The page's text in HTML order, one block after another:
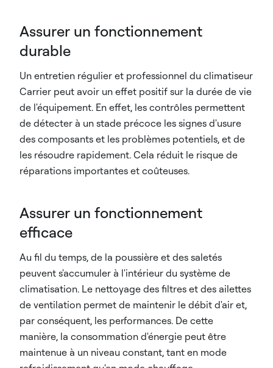
Assurer un fonctionnement
durable
Un entretien régulier et professionnel du climatiseur
Carrier peut avoir un effet positif sur la durée de vie
de l'équipement. En effet, les contrôles permettent
de détecter à un stade précoce les signes d'usure
des composants et les problèmes potentiels, et de
les résoudre rapidement. Cela réduit le risque de
réparations importantes et coûteuses.
Assurer un fonctionnement
efficace
Au fil du temps, de la poussière et des saletés
peuvent s'accumuler à l'intérieur du système de
climatisation. Le nettoyage des filtres et des ailettes
de ventilation permet de maintenir le débit d'air et,
par conséquent, les performances. De cette
manière, la consommation d'énergie peut être
maintenue à un niveau constant, tant en mode